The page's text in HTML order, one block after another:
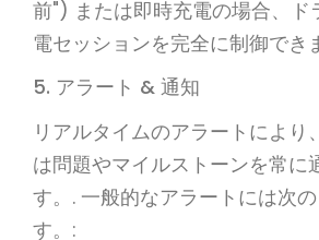
前") または即時充電の場合、ド
電セッションを完全に制御でき
5. アラート & 通知
リアルタイムのアラートにより
は問題やマイルストーンを常に
す。. 一般的なアラートには次
す。: